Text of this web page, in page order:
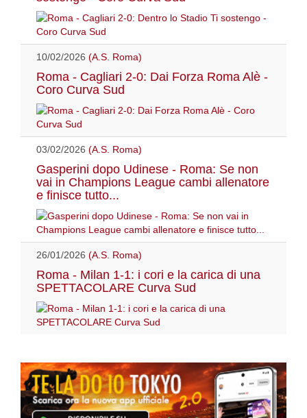
10/02/2026 (A.S. Roma)
Roma - Cagliari 2-0: Dai Forza Roma Alè -
Coro Curva Sud
03/02/2026 (A.S. Roma)
Gasperini dopo Udinese - Roma: Se non
vai in Champions League cambi allenatore
e finisce tutto...
26/01/2026 (A.S. Roma)
Roma - Milan 1-1: i cori e la carica di una
SPETTACOLARE Curva Sud